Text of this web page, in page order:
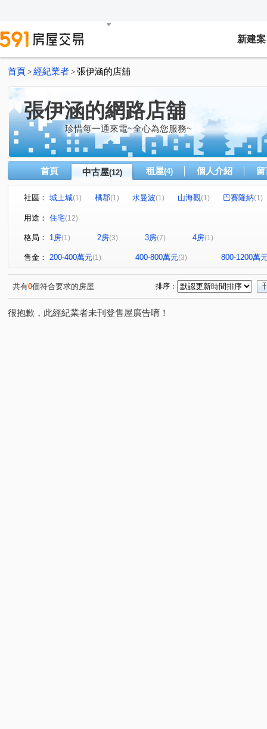
新建案
首頁 > 經紀業者 > 張伊涵的店舖
張伊涵的網路店舖
珍惜每一通來電~全心為您服務~
首頁 中古屋(12) 租屋(4) 個人介紹
社區： 城上城(1) 橘郡(1) 水曼波(1) 山海觀(1) 巴賽隆納(1)
龍騰大地
樂利二街
深溪路
用途： 住宅(12)
格局： 1房(1) 2房(3) 3房(7) 4房(1)
售金： 200-400萬元(1) 400-800萬元(3) 800-1200萬
共有0個符合要求的房屋 排序：
很抱歉，此經紀業者未刊登售屋廣告唷！